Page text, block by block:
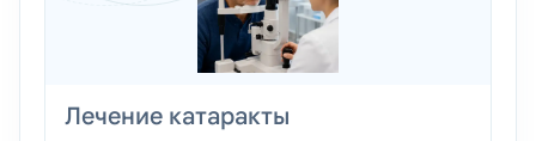
Лечение катаракты